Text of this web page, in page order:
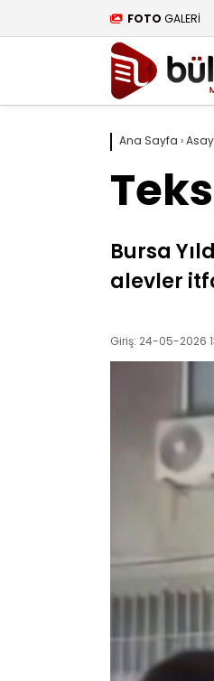
FOTO GALERİ
Ana Sayfa ›
Bursa
alevler
Giriş: 24-05-2026